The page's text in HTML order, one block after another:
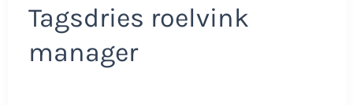
Tagsdries roelvink
manager